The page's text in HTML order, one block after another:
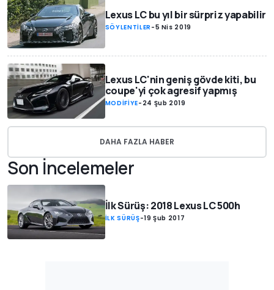
Lexus LC bu yıl bir sürpriz yapabilir
SÖYLENTİLER -5 Nis 2019
Lexus LC'nin geniş gövde kiti, bu
coupe'yi çok agresif yapmış
MODİFİYE- 24 Şub 2019
DAHA FAZLA HABER
Son İncelemeler
İlk Sürüş: 2018 Lexus LC 500h
İLK SÜRÜŞ-19 Şub 2017